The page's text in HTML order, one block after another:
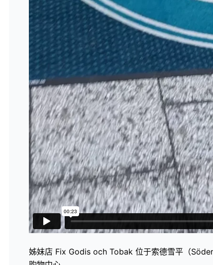
姊妹店 Fix Godis och Tobak 位于索德雪平（